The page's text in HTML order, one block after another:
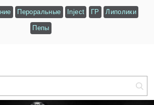
Пероральные Inject ГР Липолики
Пепы